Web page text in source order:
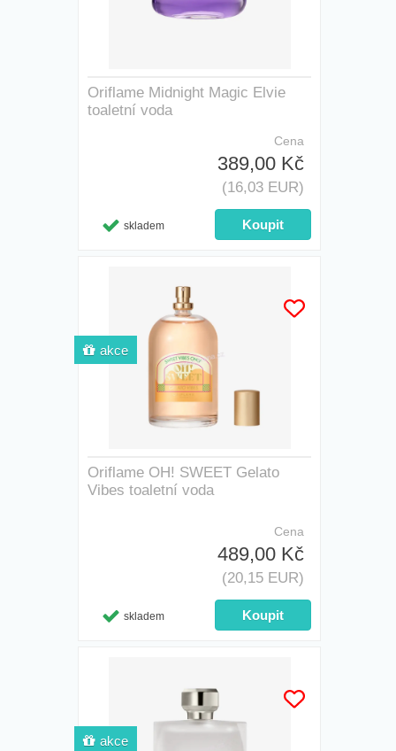
Oriflame Midnight Magic Elvie
toaletní voda
Cena
389,00 Kč
(16,03 EUR)
skladem
Oriflame OH! SWEET Gelato
Vibes toaletní voda
Cena
489,00 Kč
(20,15 EUR)
skladem
akce
akce